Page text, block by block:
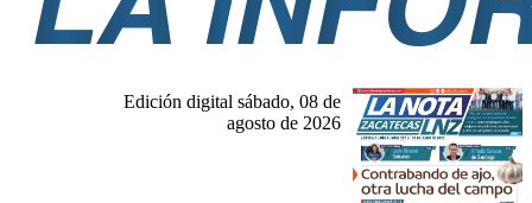
Edición digital sábado, 08 de
agosto de 2026